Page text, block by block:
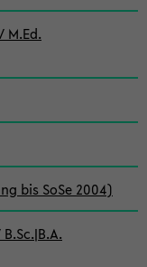
bis SoSe 2004)